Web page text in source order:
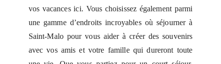
vos vacances ici. Vous choisissez également parmi
une gamme d’endroits incroyables où séjourner à
Saint-Malo pour vous aider à créer des souvenirs
avec vos amis et votre famille qui dureront toute